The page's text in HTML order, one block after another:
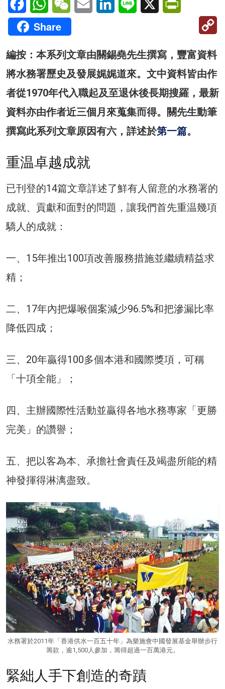
Share
編按：本系列文章由關錫堯先生撰寫，豐富資料
將水務署歷史及發展娓娓道來。文中資料皆由作
者從1970年代入職起及至退休後長期搜羅，最新
資料亦由作者近三個月來蒐集而得。關先生動筆
撰寫此系列文章原因有六，詳述於第一篇。
重温卓越成就
已刊登的14篇文章詳述了鮮有人留意的水務署的
成就、貢獻和面對的問題，讓我們首先重温幾項
驕人的成就：
一、15年推出100項改善服務措施並繼續精益求
精；
二、17年內把爆喉個案減少96.5%和把滲漏比率
降低四成；
三、20年贏得100多個本港和國際獎項，可稱
「十項全能」；
四、主辦國際性活動並贏得各地水務專家「更勝
完美」的讚譽；
五、把以客為本、承擔社會責任及竭盡所能的精
神發揮得淋漓盡致。
水務署於2011年「香港供水一百五十年」為樂施會中國發展基金舉辦步行
籌款，逾1,500人參加，籌得超過一百萬港元。
緊絀人手下創造的奇蹟